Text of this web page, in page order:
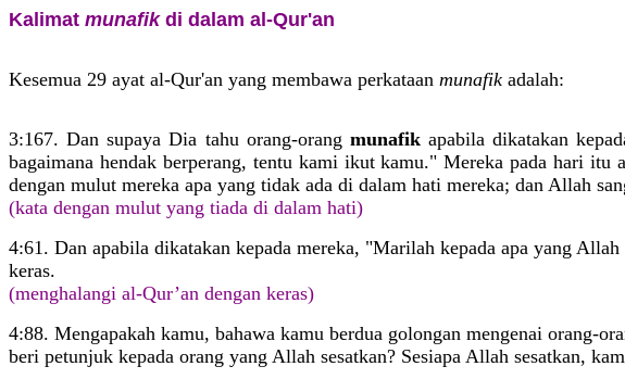
Kalimat munafikdi dalam al-Qur'an
Kesemua 29 ayat al-Qur'an yang membawa perkataan munafik adalah:
3:167. Dan supaya Dia tahu orang-orang munafikapabila dikatakan
bagaimana hendak berperang, tentu kami ikut kamu." Mereka pada hari itu
dengan mulut mereka apa yang tidak ada di dalam hati mereka; dan Allah
(kata dengan mulut yang tiada di dalam hati)
4:61. Dan apabila dikatakan kepada mereka, "Marilah kepada apa yang
keras.
(menghalangi al-Qur’an dengan keras)
4:88. Mengapakah kamu, bahawa kamu berdua golongan mengenai orang-
beri petunjuk kepada orang yang Allah sesatkan? Sesiapa Allah sesatkan,